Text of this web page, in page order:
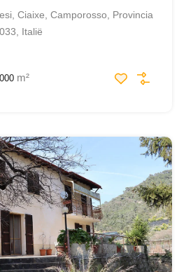
Ciaixe, Camporosso, Provincia
Italië
m²